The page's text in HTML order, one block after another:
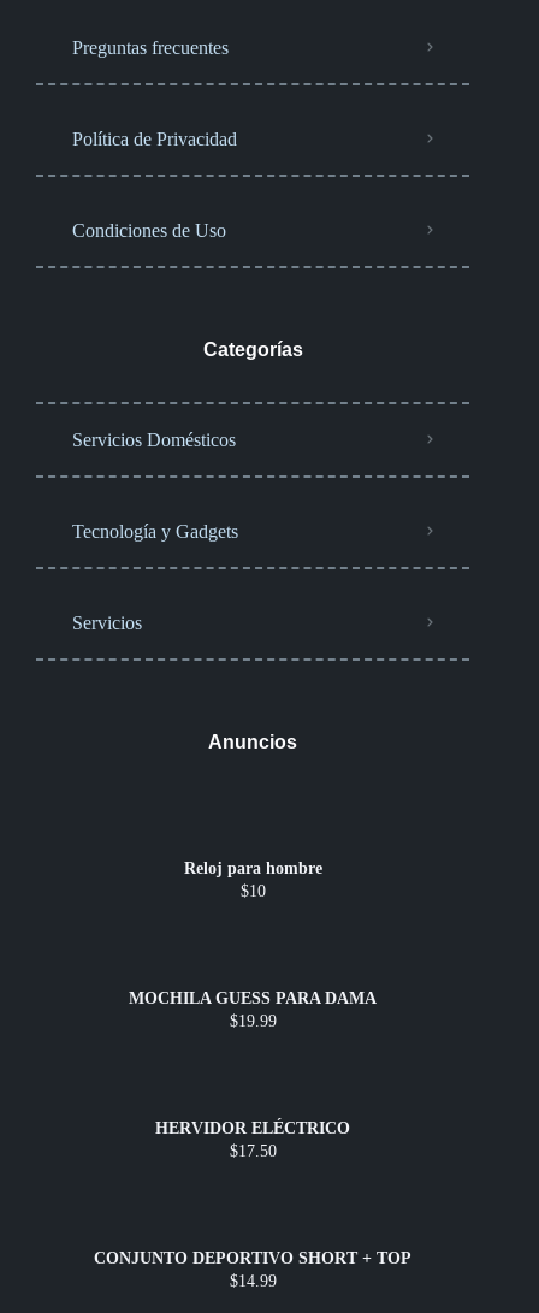
Preguntas frecuentes
Política de Privacidad
Condiciones de Uso
Categorías
Servicios Domésticos
Tecnología y Gadgets
Servicios
Anuncios
Reloj para hombre
$10
MOCHILA GUESS PARA DAMA
$19.99
HERVIDOR ELÉCTRICO
$17.50
CONJUNTO DEPORTIVO SHORT + TOP
$14.99